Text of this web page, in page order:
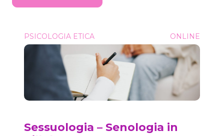
Sessuologia &#8211; Senologia in Pillole
PSICOLOGIA ETICA ONLINE
Sessuologia – Senologia in